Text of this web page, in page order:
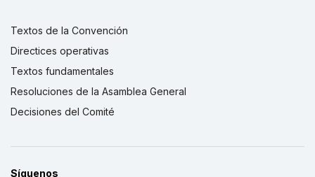
Textos de la Convención
Directices operativas
Textos fundamentales
Resoluciones de la Asamblea General
Decisiones del Comité
Síguenos